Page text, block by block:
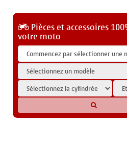
Pièces et accessoires
votre moto